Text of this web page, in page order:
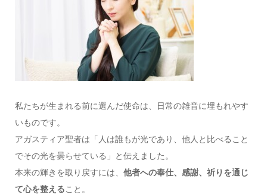
私たちが生まれる前に選んだ使命は、日常の雑音に埋もれやす
いものです。
アガスティア聖者は「人は誰もが光であり、他人と比べること
でその光を曇らせている」と伝えました。
本来の輝きを取り戻すには、 他者への奉仕、感謝、祈りを通じ
て心を整えること。